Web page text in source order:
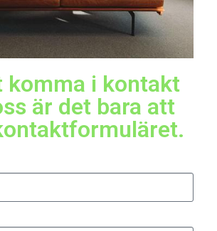
komma i kontakt
är det bara att